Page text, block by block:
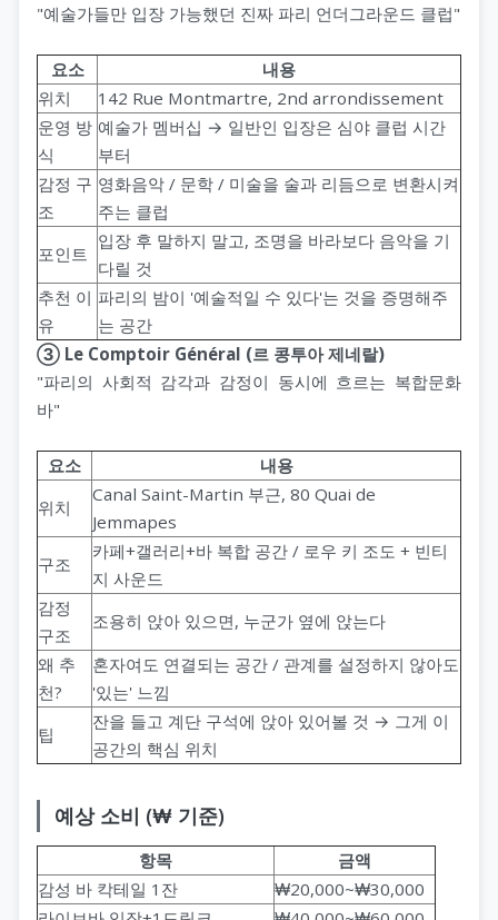
"예술가들만 입장 가능했던 진짜 파리 언더그라운드 클럽"
요소
내용
위치
142 Rue Montmartre, 2nd arrondissement
운영 방
식
예술가 멤버십 → 일반인 입장은 심야 클럽 시간
부터
감정 구
조
영화음악 / 문학 / 미술을 술과 리듬으로 변환시켜
주는 클럽
포인트
입장 후 말하지 말고, 조명을 바라보다 음악을 기
다릴 것
추천 이
유
파리의 밤이 '예술적일 수 있다'는 것을 증명해주
는 공간
③ Le Comptoir Général (르 콩투아 제네랄)
"파리의 사회적 감각과 감정이 동시에 흐르는 복합문화
바"
요소
내용
위치
Canal Saint-Martin 부근, 80 Quai de
Jemmapes
구조
카페+갤러리+바 복합 공간 / 로우 키 조도 + 빈티
지 사운드
감정
구조
조용히 앉아 있으면, 누군가 옆에 앉는다
왜 추
천?
혼자여도 연결되는 공간 / 관계를 설정하지 않아도
'있는' 느낌
팁
잔을 들고 계단 구석에 앉아 있어볼 것 → 그게 이
공간의 핵심 위치
예상 소비 (₩ 기준)
항목
금액
감성 바 칵테일 1잔
₩20,000~₩30,000